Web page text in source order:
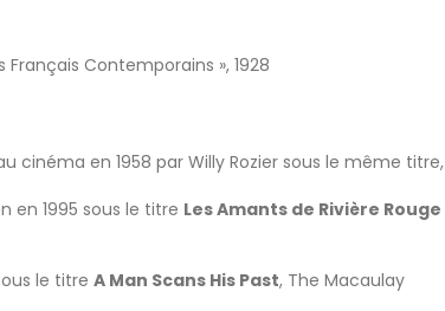
Français Contemporains », 1928
cinéma en 1958 par Willy Rozier sous le même titre,
en 1995 sous le titre Les Amants de Rivière Rouge
le titre A Man Scans His Past, The Macaulay